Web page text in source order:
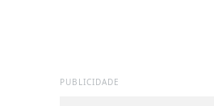
PUBLICIDADE